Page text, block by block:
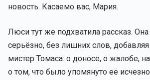
новость. Касаемо вас, Мария.
Люси тут же подхватила рассказ.
серьёзно, без лишних слов,
мистер Томаса: о доносе, о жалобе,
о том, что было упомянуто её